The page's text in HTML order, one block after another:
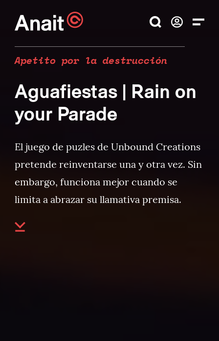
Apetito por la destrucción
Aguafiestas | Rain on
your Parade
El juego de puzles de Unbound Creations
pretende reinventarse una y otra vez. Sin
embargo, funciona mejor cuando se
limita a abrazar su llamativa premisa.